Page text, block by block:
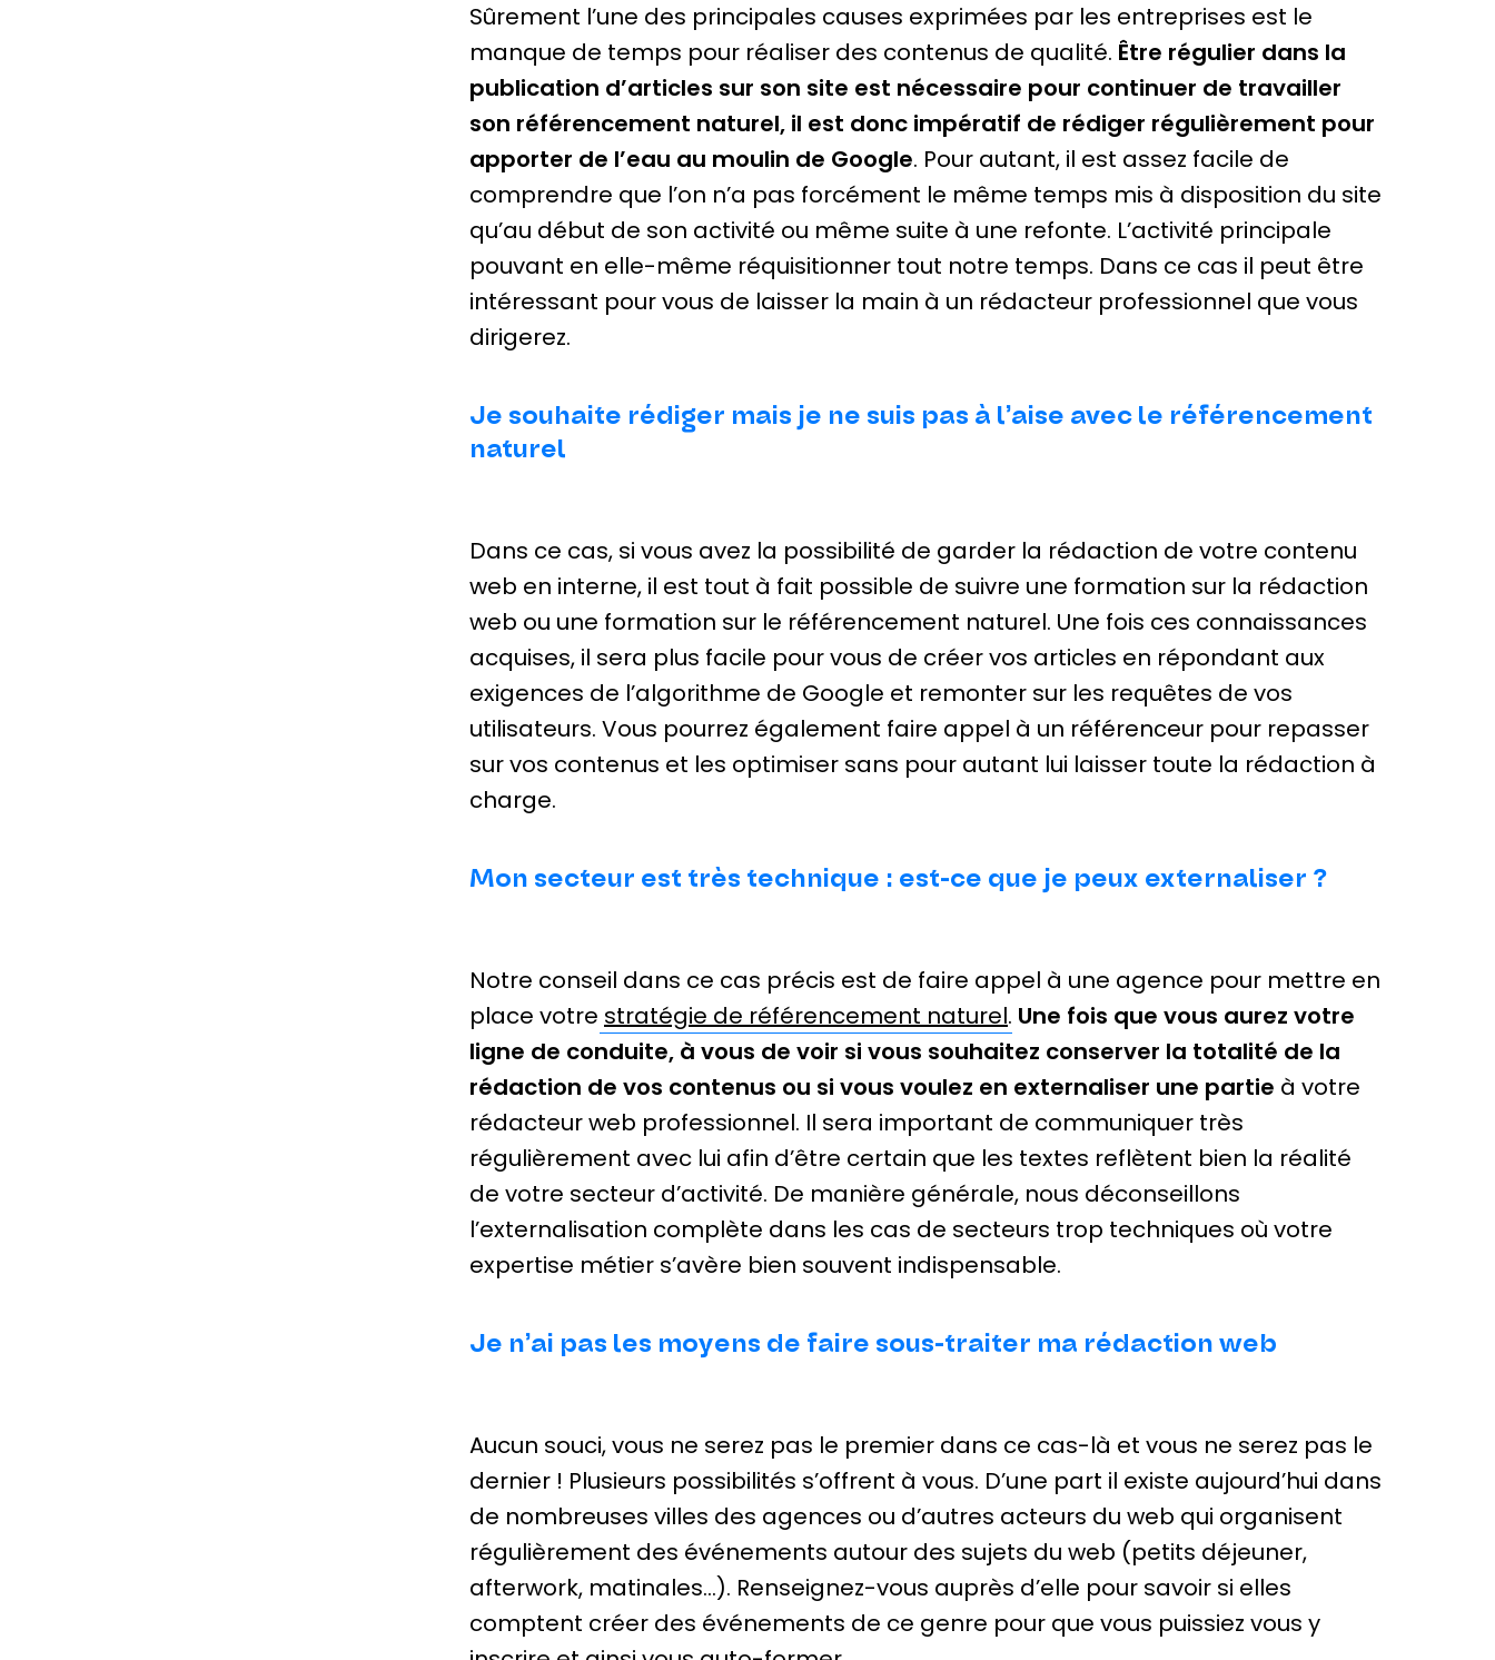
Sûrement l’une des principales causes exprimées par les entreprises est le
manque de temps pour réaliser des contenus de qualité. Être régulier dans la
publication d’articles sur son site est nécessaire pour continuer de travailler
son référencement naturel, il est donc impératif de rédiger régulièrement pour
apporter de l’eau au moulin de Google. Pour autant, il est assez facile de
comprendre que l’on n’a pas forcément le même temps mis à disposition du site
qu’au début de son activité ou même suite à une refonte. L’activité principale
pouvant en elle-même réquisitionner tout notre temps. Dans ce cas il peut être
intéressant pour vous de laisser la main à un rédacteur professionnel que vous
dirigerez.
Je souhaite rédiger mais je ne suis pas à l’aise avec le référencement
naturel
Dans ce cas, si vous avez la possibilité de garder la rédaction de votre contenu
web en interne, il est tout à fait possible de suivre une formation sur la rédaction
web ou une formation sur le référencement naturel. Une fois ces connaissances
acquises, il sera plus facile pour vous de créer vos articles en répondant aux
exigences de l’algorithme de Google et remonter sur les requêtes de vos
utilisateurs. Vous pourrez également faire appel à un référenceur pour repasser
sur vos contenus et les optimiser sans pour autant lui laisser toute la rédaction à
charge.
Mon secteur est très technique : est-ce que je peux externaliser ?
Notre conseil dans ce cas précis est de faire appel à une agence pour mettre en
place votre stratégie de référencement naturel. Une fois que vous aurez votre
ligne de conduite, à vous de voir si vous souhaitez conserver la totalité de la
rédaction de vos contenus ou si vous voulez en externaliser une partie à votre
rédacteur web professionnel. Il sera important de communiquer très
régulièrement avec lui afin d’être certain que les textes reflètent bien la réalité
de votre secteur d’activité. De manière générale, nous déconseillons
l’externalisation complète dans les cas de secteurs trop techniques où votre
expertise métier s’avère bien souvent indispensable.
Je n’ai pas les moyens de faire sous-traiter ma rédaction web
Aucun souci, vous ne serez pas le premier dans ce cas-là et vous ne serez pas le
dernier ! Plusieurs possibilités s’offrent à vous. D’une part il existe aujourd’hui dans
de nombreuses villes des agences ou d’autres acteurs du web qui organisent
régulièrement des événements autour des sujets du web (petits déjeuner,
afterwork, matinales…). Renseignez-vous auprès d’elle pour savoir si elles
comptent créer des événements de ce genre pour que vous puissiez vous y